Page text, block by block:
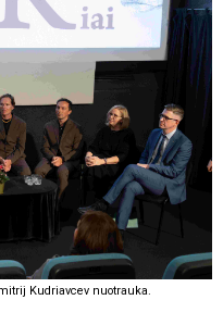
Kudriavcev nuotrauka.